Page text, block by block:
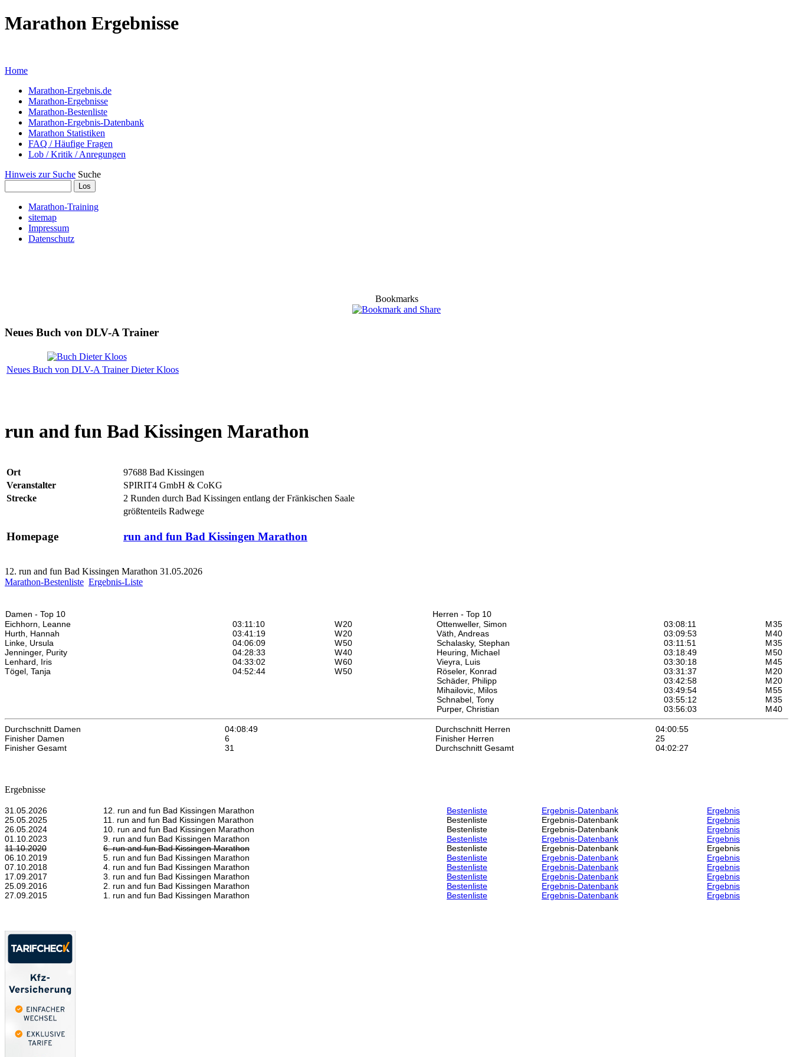
Marathon Ergebnisse
Home
Marathon-Ergebnis.de
Marathon-Ergebnisse
Marathon-Bestenliste
Marathon-Ergebnis-Datenbank
Marathon Statistiken
FAQ / Häufige Fragen
Lob / Kritik / Anregungen
Hinweis zur Suche Suche
Marathon-Training
sitemap
Impressum
Datenschutz
Bookmarks
Neues Buch von DLV-A Trainer
Neues Buch von DLV-A Trainer Dieter Kloos
run and fun Bad Kissingen Marathon
Ort
97688 Bad Kissingen
Veranstalter
SPIRIT4 GmbH & CoKG
Strecke
2 Runden durch Bad Kissingen entlang der Fränkischen Saale
größtenteils Radwege
Homepage run and fun Bad Kissingen Marathon
12. run and fun Bad Kissingen Marathon 31.05.2026
Marathon-Bestenliste Ergebnis-Liste
Damen - Top 10
Herren - Top 10
Eichhorn, Leanne
03:11:10 W20 Ottenweller, Simon 03:08:11 M35
Hurth, Hannah
03:41:19 W20 Väth, Andreas 03:09:53 M40
Linke, Ursula
04:06:09 W50 Schalasky, Stephan 03:11:51 M35
Jenninger, Purity
04:28:33 W40 Heuring, Michael 03:18:49 M50
Lenhard, Iris
04:33:02 W60 Vieyra, Luis 03:30:18 M45
Tögel, Tanja
04:52:44 W50 Röseler, Konrad 03:31:37 M20
Schäder, Philipp
03:42:58 M20
Mihailovic, Milos
03:49:54 M55
Schnabel, Tony
03:55:12 M35
Purper, Christian
03:56:03 M40
Durchschnitt Damen 04:08:49 Durchschnitt Herren
04:00:55
Finisher Damen
6 Finisher Herren
25
Finisher Gesamt
31 Durchschnitt Gesamt 04:02:27
Ergebnisse
31.05.2026 12. run and fun Bad Kissingen Marathon Bestenliste Ergebnis-Datenbank
Ergebnis
25.05.2025
11. run and fun Bad Kissingen Marathon Bestenliste Ergebnis-Datenbank
Ergebnis
26.05.2024
10. run and fun Bad Kissingen Marathon Bestenliste Ergebnis-Datenbank
Ergebnis
01.10.2023
9. run and fun Bad Kissingen Marathon Bestenliste Ergebnis-Datenbank
Ergebnis
11.10.2020
6. run and fun Bad Kissingen Marathon Bestenliste Ergebnis-Datenbank
Ergebnis
06.10.2019
5. run and fun Bad Kissingen Marathon Bestenliste Ergebnis-Datenbank
Ergebnis
07.10.2018
4. run and fun Bad Kissingen Marathon Bestenliste Ergebnis-Datenbank
Ergebnis
17.09.2017
3. run and fun Bad Kissingen Marathon Bestenliste Ergebnis-Datenbank
Ergebnis
25.09.2016
2. run and fun Bad Kissingen Marathon Bestenliste Ergebnis-Datenbank
Ergebnis
27.09.2015
1. run and fun Bad Kissingen Marathon Bestenliste Ergebnis-Datenbank Ergebnis